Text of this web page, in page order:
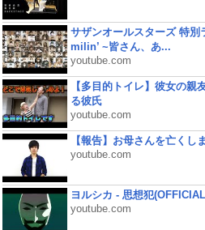
サザンオールスターズ 特別
milin’ ~皆さん、あ...
youtube.com
【多目的トイレ】彼女の親
る彼氏
youtube.com
【報告】お母さんを亡くし
youtube.com
ヨルシカ - 思想犯
youtube.com